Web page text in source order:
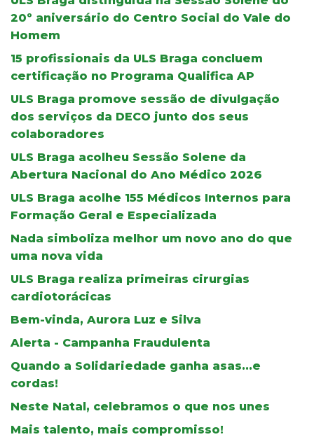
20º aniversário do Centro Social do Vale do
Homem
15 profissionais da ULS Braga concluem
certificação no Programa Qualifica AP
ULS Braga promove sessão de divulgação
dos serviços da DECO junto dos seus
colaboradores
ULS Braga acolheu Sessão Solene da
Abertura Nacional do Ano Médico 2026
ULS Braga acolhe 155 Médicos Internos para
Formação Geral e Especializada
Nada simboliza melhor um novo ano do que
uma nova vida
ULS Braga realiza primeiras cirurgias
cardiotorácicas
Bem-vinda, Aurora Luz e Silva
Alerta - Campanha Fraudulenta
Quando a Solidariedade ganha asas...e
cordas!
Neste Natal, celebramos o que nos unes
Mais talento, mais compromisso!